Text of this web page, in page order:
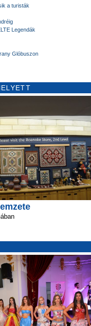
a turisták
Legendák
Glóbuszon